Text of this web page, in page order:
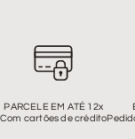
PARCELE EM ATÉ 12x
Com cartões de crédito